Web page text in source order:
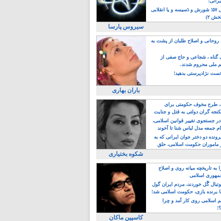
رویداد سال ۵۷؛ شورش و دَسیسه و یا انقلابی
۲)
سیروس پارسا
و اصلاح طلبان از پشت به
گناه ، شجاعی و حاج صفی از
ملی محروم شدند.
نژادپرستی بدهید!
باران بهاری
مخوف حکومتی برای
گران دولتی به قتل و جنایت
جستجوی تغییر قوانین اسلامی،
جمعه مدل لباس شنا تا آخوند
دو دختر جوان ایرانی که به
ماموران حکومت اسلامی، حلق
شکوه بختیاری
به تاریخچه میانه روی و اصلاح
اسلامی
گًل خوردند، مردم ایران گول
برنده بازی، حکومت اسلامی شد!
اسلامی روی کار آمد و چرا
کاسپین ماکان